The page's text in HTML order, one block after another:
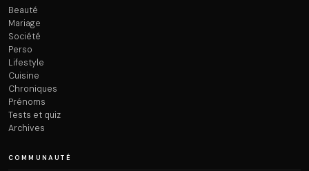
Beauté
Mariage
Société
Perso
Lifestyle
Cuisine
Chroniques
Prénoms
Tests et quiz
Archives
COMMUNAUTÉ